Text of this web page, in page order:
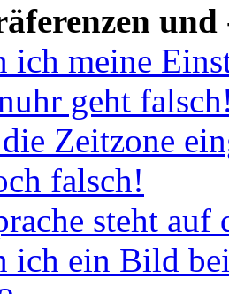
und
ich meine
geht
Zeitzone
falsch!
steht
ich ein Bild